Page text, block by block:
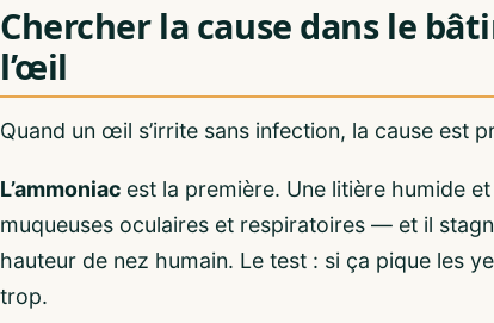
Chercher la cause dans le
l’œil
Quand un œil s’irrite sans infection, la cause est
L’ammoniac est la première. Une litière humide
muqueuses oculaires et respiratoires — et il
hauteur de nez humain. Le test : si ça pique les
trop.